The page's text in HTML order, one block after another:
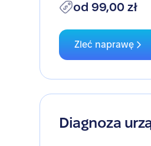
od 99,00 zł
Zleć naprawę
Diagnoza